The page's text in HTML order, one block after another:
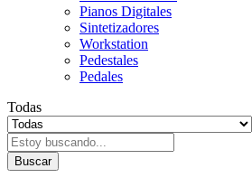
Pianos Digitales
Sintetizadores
Workstation
Pedestales
Pedales
Todas
Buscar